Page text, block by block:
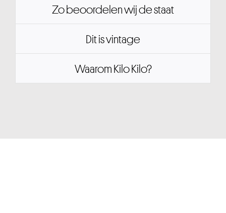
Zo beoordelen wij de staat
Dit is vintage
Waarom Kilo Kilo?